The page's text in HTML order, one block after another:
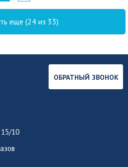
еще (24 из 33)
15/10
ОБРАТНЫЙ ЗВОНОК